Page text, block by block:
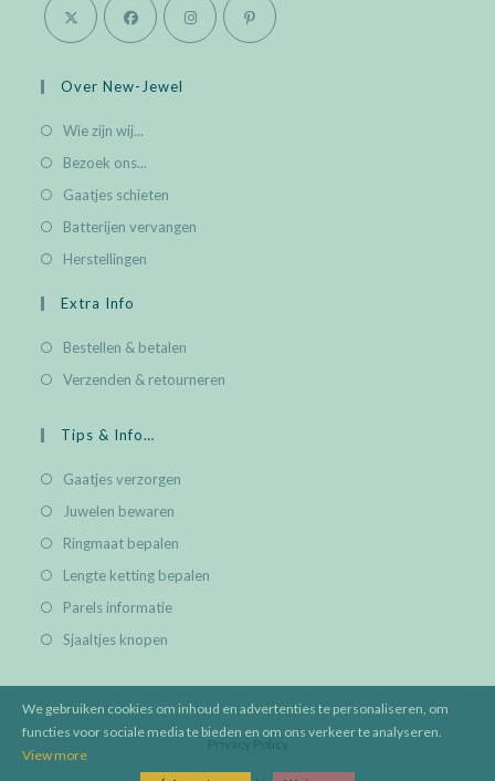
in
new
tab
in
new
tab
in
Over New-Jewel
Wie zijn wij...
Bezoek ons...
Gaatjes schieten
Batterijen vervangen
Herstellingen
Extra Info
Bestellen & betalen
Verzenden & retourneren
Tips & Info…
Gaatjes verzorgen
Juwelen bewaren
Ringmaat bepalen
Lengte ketting bepalen
Parels informatie
Sjaaltjes knopen
Privacy Policy
We gebruiken cookies om inhoud en advertenties te personaliseren, om
functies voor sociale media te bieden en om ons verkeer te analyseren.
View more